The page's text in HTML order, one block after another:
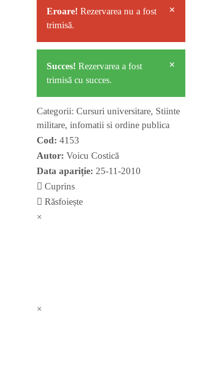
×
Eroare! Rezervarea nu a fost
trimisă.
×
Succes! Rezervarea a fost
trimisă cu succes.
Categorii: Cursuri universitare, Stiinte
militare, infomatii si ordine publica
Cod: 4153
Autor: Voicu Costică
Data apariție: 25-11-2010
Cuprins
Răsfoiește
×
×